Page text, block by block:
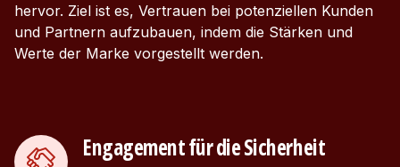
hervor. Ziel ist es, Vertrauen bei potenziellen Kunden
und Partnern aufzubauen, indem die Stärken und
Werte der Marke vorgestellt werden.
Engagement für die Sicherheit